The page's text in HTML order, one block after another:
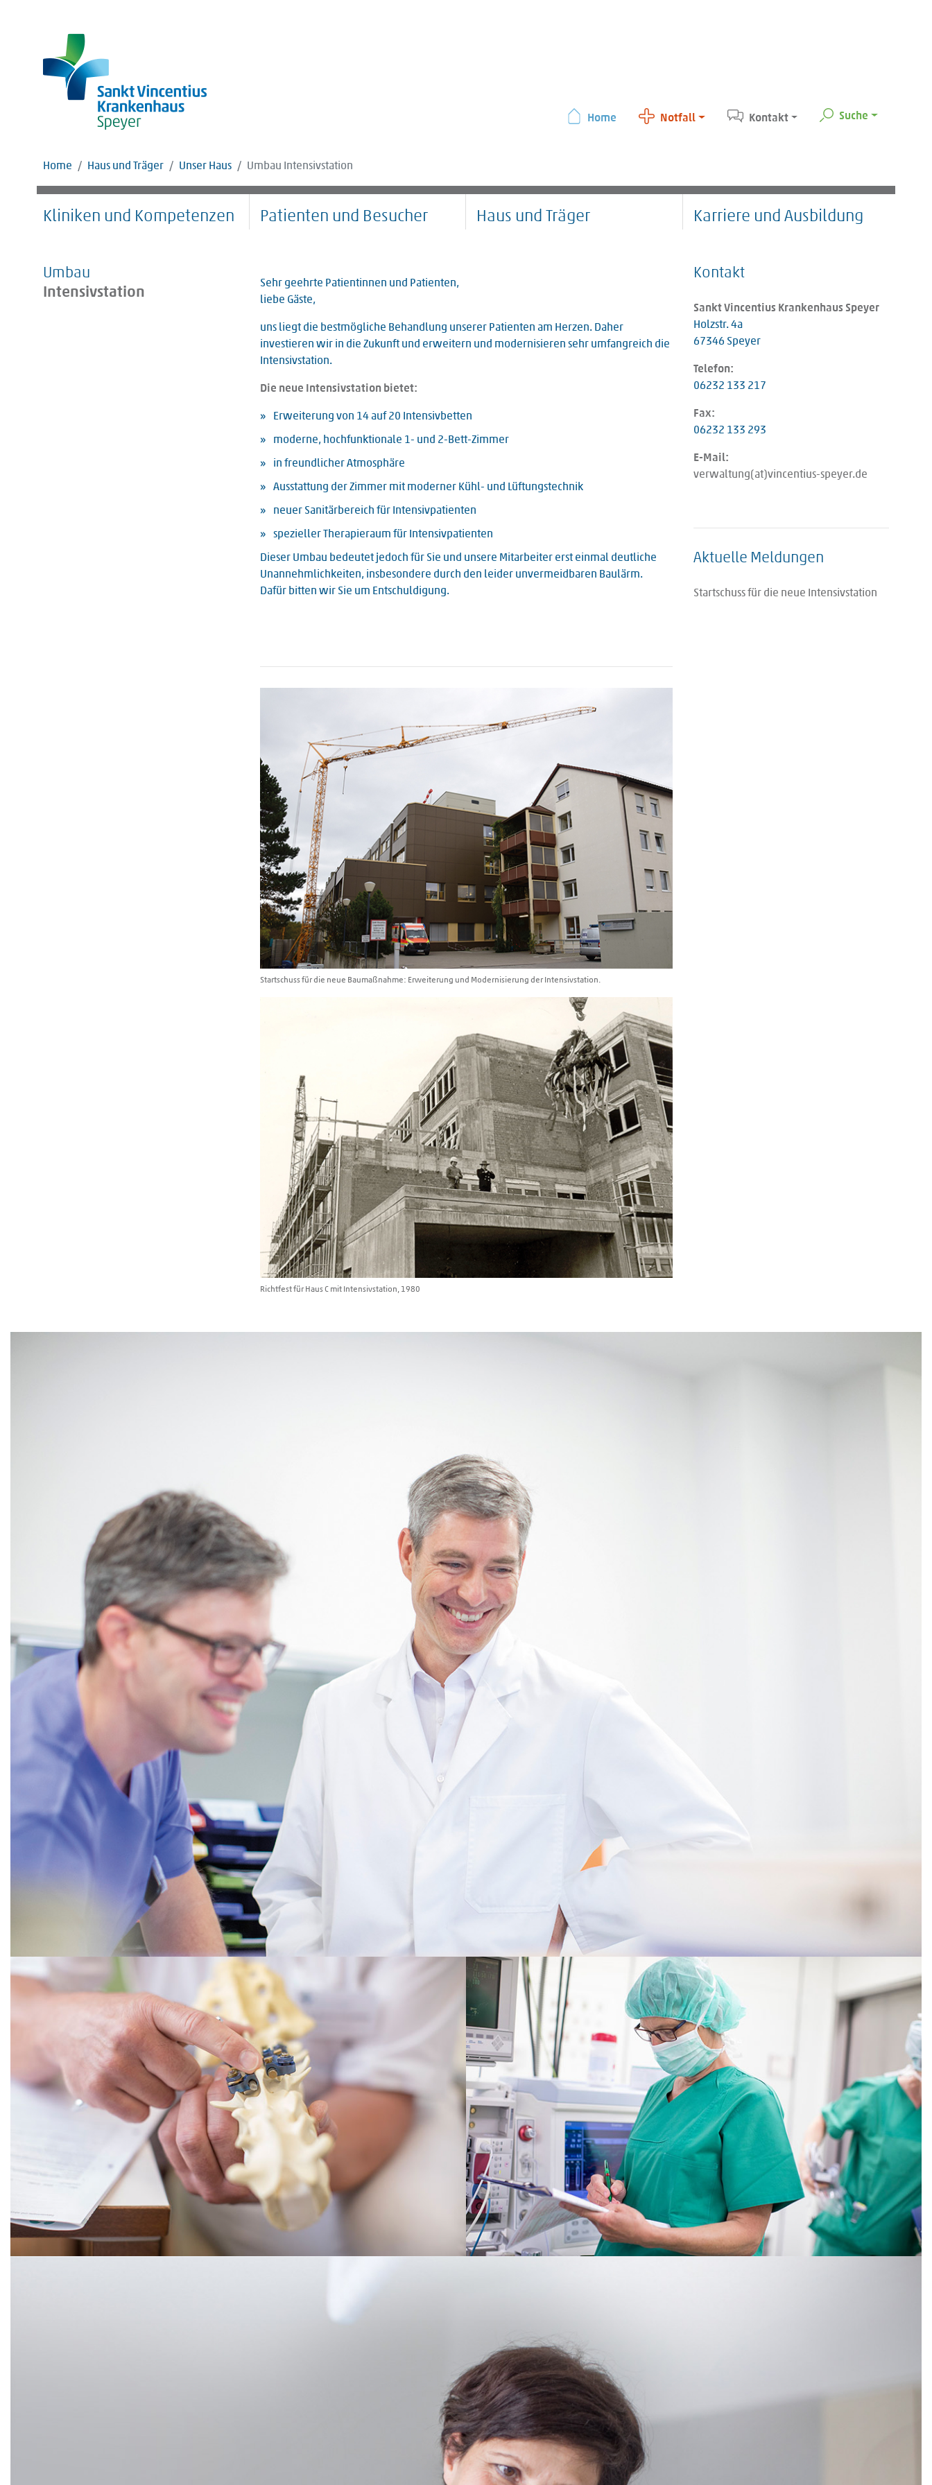
Home Notfall Kontakt Suche
Home Haus und Träger Unser Haus Umbau Intensivstation
Kliniken und Kompetenzen Patienten und Besucher Haus und Träger Karriere und Ausbildung
Umbau
Intensivstation
Sehr geehrte Patientinnen und Patienten,
liebe Gäste,
uns liegt die bestmögliche Behandlung unserer Patienten am Herzen. Daher
investieren wir in die Zukunft und erweitern und modernisieren sehr umfangreich die
Intensivstation.
Die neue Intensivstation bietet:
Erweiterung von 14 auf 20 Intensivbetten
moderne, hochfunktionale 1- und 2-Bett-Zimmer
in freundlicher Atmosphäre
Ausstattung der Zimmer mit moderner Kühl- und Lüftungstechnik
neuer Sanitärbereich für Intensivpatienten
spezieller Therapieraum für Intensivpatienten
Dieser Umbau bedeutet jedoch für Sie und unsere Mitarbeiter erst einmal deutliche
Unannehmlichkeiten, insbesondere durch den leider unvermeidbaren Baulärm.
Dafür bitten wir Sie um Entschuldigung.
Startschuss für die neue Baumaßnahme: Erweiterung und Modernisierung der Intensivstation.
Richtfest für Haus C mit Intensivstation, 1980
Kontakt
Sankt Vincentius Krankenhaus Speyer
Holzstr. 4a
67346 Speyer
Telefon:
06232 133 217
Fax:
06232 133 293
E-Mail:
verwaltung(at)vincentius-speyer.de
Aktuelle Meldungen
Startschuss für die neue Intensivstation